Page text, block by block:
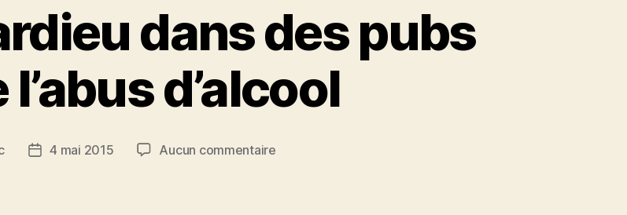
dans des pubs
d’alcool
Date4 mai 2015 Aucun commentairesur